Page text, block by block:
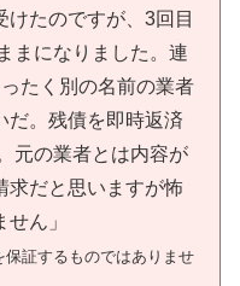
けたのですが、3回目
まになりました。連
たく別の名前の業者
だ。残債を即時返済
元の業者とは内容が
求だと思いますが怖
ん」
証するものではありませ